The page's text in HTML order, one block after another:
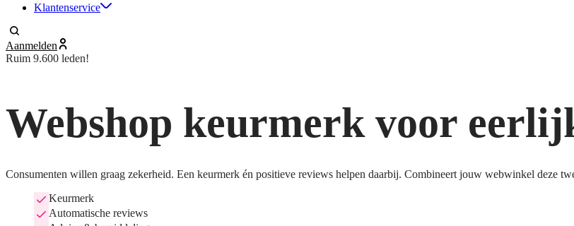
Klantenservice
Aanmelden
Ruim 9.600 leden!
Webshop keurmerk voor
Consumenten willen graag zekerheid. Een keurmerk én positieve reviews helpen daarbij. Combineert jouw webwinkel deze
Keurmerk
Automatische reviews